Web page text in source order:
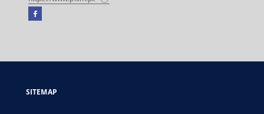
Facebook
open
new
SITEMAP